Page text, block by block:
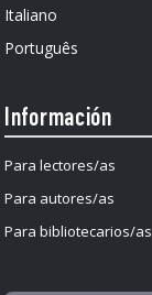
Italiano
Português
Información
Para lectores/as
Para autores/as
Para bibliotecarios/as